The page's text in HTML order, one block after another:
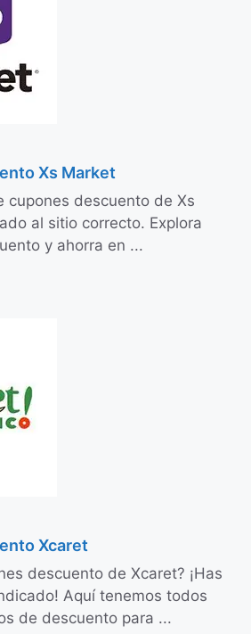
Xs Market
cupones descuento de Xs
al sitio correcto. Explora
y ahorra en ...
Xcaret
descuento de Xcaret? ¡Has
Aquí tenemos todos
de descuento para ...